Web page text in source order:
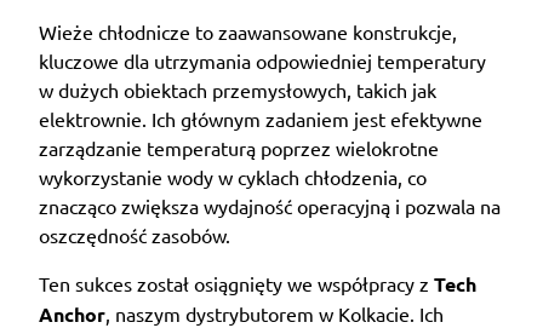
Wieże chłodnicze to zaawansowane konstrukcje,
kluczowe dla utrzymania odpowiedniej temperatury
w dużych obiektach przemysłowych, takich jak
elektrownie. Ich głównym zadaniem jest efektywne
zarządzanie temperaturą poprzez wielokrotne
wykorzystanie wody w cyklach chłodzenia, co
znacząco zwiększa wydajność operacyjną i pozwala na
oszczędność zasobów.
Ten sukces został osiągnięty we współpracy z Tech
Anchor , naszym dystrybutorem w Kolkacie. Ich